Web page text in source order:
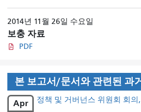
2014년 11월 26일 수요일
보충 자료
PDF
본 보고서/문서와 관련된 과
Apr 정책 및 거버넌스 위원회 회의